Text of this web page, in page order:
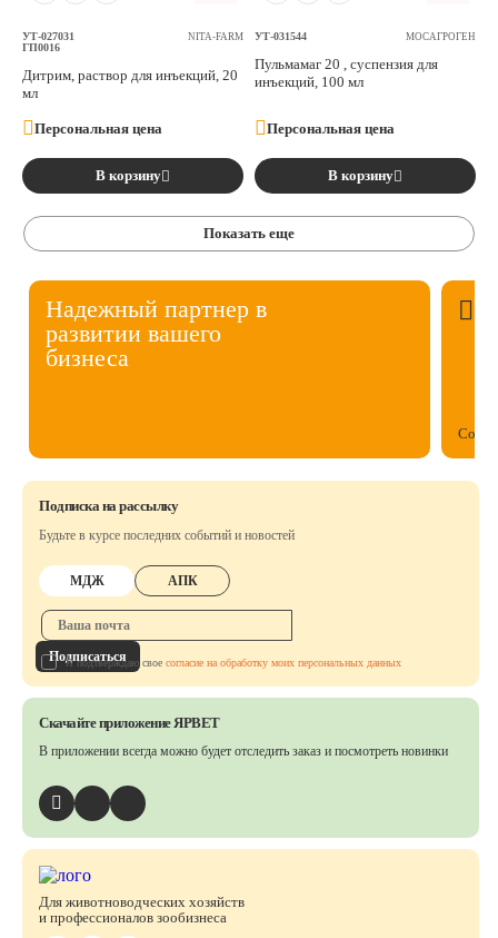
УТ-027031
ГП0016
NITA-FARM
Дитрим, раствор для инъекций, 20
мл
Персональная цена
В корзину
УТ-031544 МОСАГРОГЕН
Пульмамаг 20 , суспензия для
инъекций, 100 мл
Персональная цена
В корзину
Показать еще
Надежный партнер в
развитии вашего
бизнеса
Для животноводческих хозяйств
и профессионалов зообизнеса
Подписка на рассылку
Будьте в курсе последних событий и новостей
МДЖ АПК
Подписаться
Я подтверждаю свое согласие на обработку моих персональных данных
Скачайте приложение ЯРВЕТ
В приложении всегда можно будет отследить заказ и посмотреть новинки